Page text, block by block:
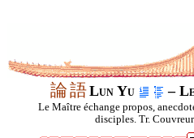
論語Lun Yu –
Le Maître échange propos,
disciples. Tr.